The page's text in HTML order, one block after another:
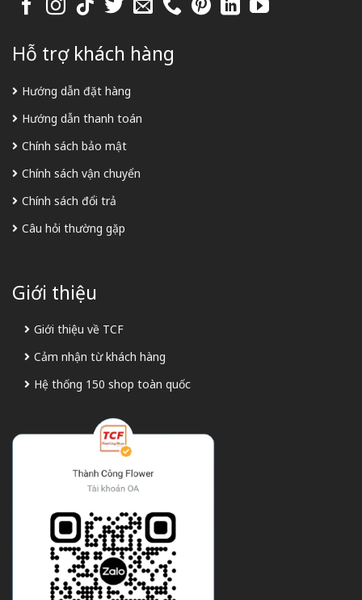
Hỗ trợ khách hàng
Hướng dẫn đặt hàng
Hướng dẫn thanh toán
Chính sách bảo mật
Chính sách vận chuyển
Chính sách đổi trả
Câu hỏi thường gặp
Giới thiệu
Giới thiệu về TCF
Cảm nhận từ khách hàng
Hệ thống 150 shop toàn quốc